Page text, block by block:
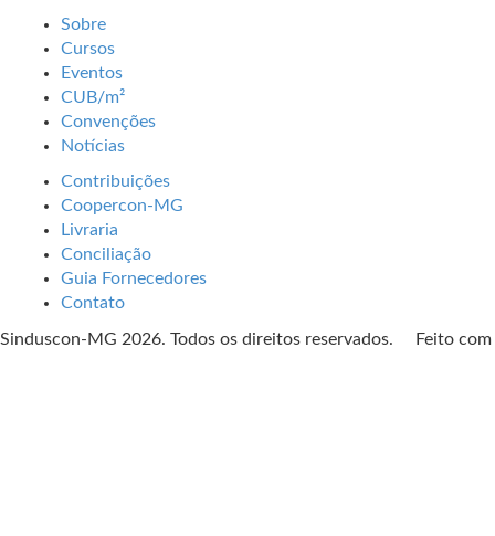
Sobre
Cursos
Eventos
CUB/m²
Convenções
Notícias
Contribuições
Coopercon-MG
Livraria
Conciliação
Guia Fornecedores
Contato
Sinduscon-MG 2026. Todos os direitos reservados. Feito com